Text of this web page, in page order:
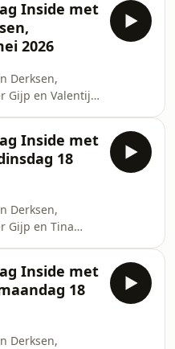
prinses
en
for privacy
Inside met
2026
Derksen,
Gijp en Valentijn
van
uit publiek!See
for privacy
Inside met
18
Derksen,
Gijp en Tina
en
for privacy
Inside met
18
Derksen,